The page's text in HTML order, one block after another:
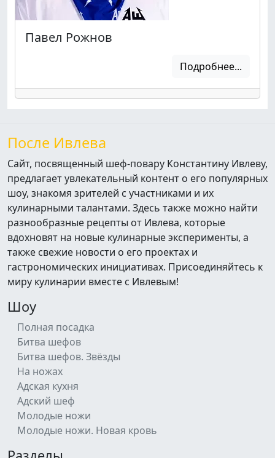
Павел Рожнов
Подробнее...
После Ивлева
Сайт, посвященный шеф-повару Константину Ивлеву,
предлагает увлекательный контент о его популярных
шоу, знакомя зрителей с участниками и их
кулинарными талантами. Здесь также можно найти
разнообразные рецепты от Ивлева, которые
вдохновят на новые кулинарные эксперименты, а
также свежие новости о его проектах и
гастрономических инициативах. Присоединяйтесь к
миру кулинарии вместе с Ивлевым!
Шоу
Полная посадка
Битва шефов
Битва шефов. Звёзды
На ножах
Адская кухня
Адский шеф
Молодые ножи
Молодые ножи. Новая кровь